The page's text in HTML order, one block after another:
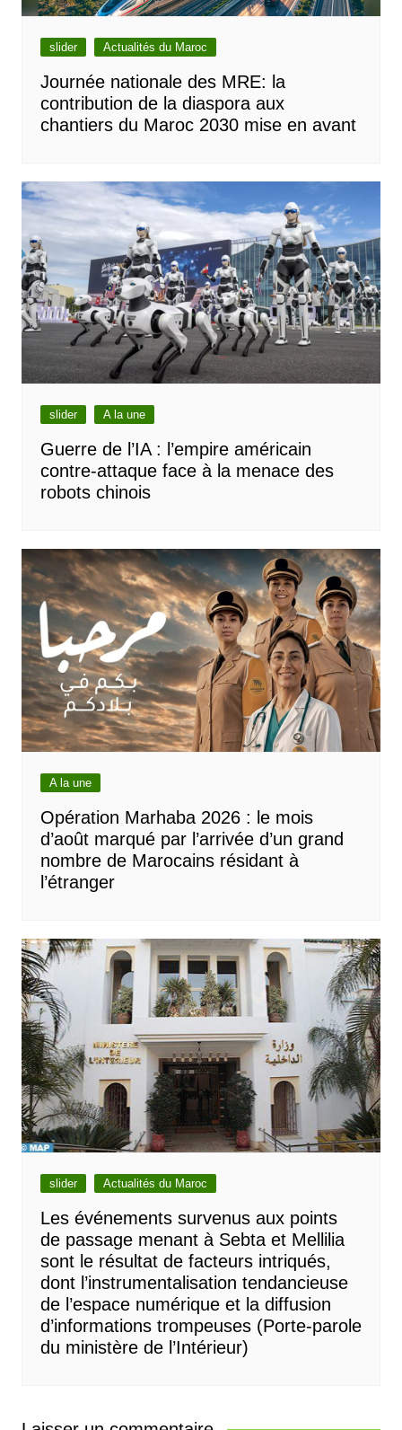
slider Actualités du Maroc
Journée nationale des MRE: la
contribution de la diaspora aux
chantiers du Maroc 2030 mise en avant
slider A la une
Guerre de l’IA : l’empire américain
contre-attaque face à la menace des
robots chinois
A la une
Opération Marhaba 2026 : le mois
d’août marqué par l’arrivée d’un grand
nombre de Marocains résidant à
l’étranger
slider Actualités du Maroc
Les événements survenus aux points
de passage menant à Sebta et Mellilia
sont le résultat de facteurs intriqués,
dont l’instrumentalisation tendancieuse
de l’espace numérique et la diffusion
d’informations trompeuses (Porte-parole
du ministère de l’Intérieur)